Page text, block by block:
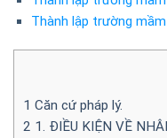
Thành lập trường
1 Căn cứ pháp lý.
2 1. ĐIỀU KIỆN VỀ